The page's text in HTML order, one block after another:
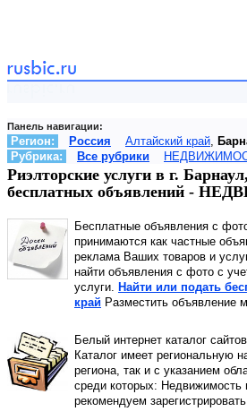
Панель навигации:
Регион: Россия Алтайский край,
Рубрика:
Все рубрики
Риэлторские услуги в г.
бесплатных объявлений -
Бесплатные объявления с
принимаются как частные
реклама Ваших товаров и
найти объявления с фото с
услуги. Найти или подать
край Разместить объявление
Белый интернет каталог
Каталог имеет региональную
региона, так и с указанием
среди которых: Недвижимость
рекомендуем